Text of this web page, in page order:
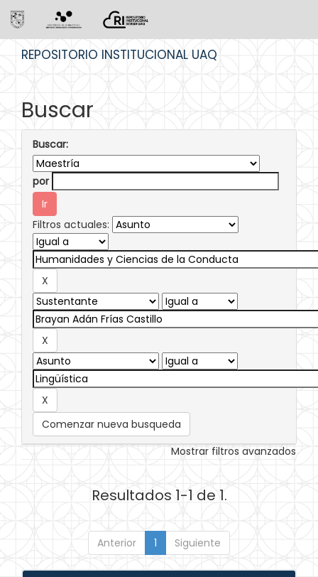
REPOSITORIO INSTITUCIONAL UAQ
Buscar
Buscar:
por
Filtros actuales:
Comenzar nueva busqueda
Mostrar filtros avanzados
Resultados 1-1 de 1.
Anterior 1 Siguiente